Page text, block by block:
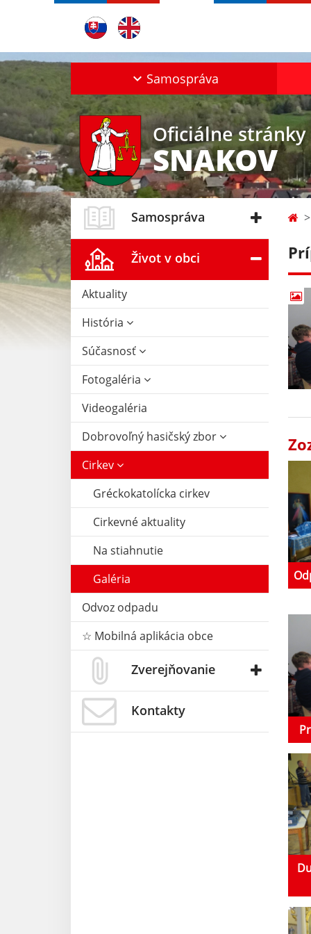
Samospráva
Oficiálne stránky
SNAKOV
Samospráva
Život v obci
Aktuality
História
Súčasnosť
Fotogaléria
Videogaléria
Dobrovoľný hasičský zbor
Cirkev
Gréckokatolícka cirkev
Cirkevné aktuality
Na stiahnutie
Galéria
Odvoz odpadu
☆ Mobilná aplikácia obce
Zverejňovanie
Kontakty